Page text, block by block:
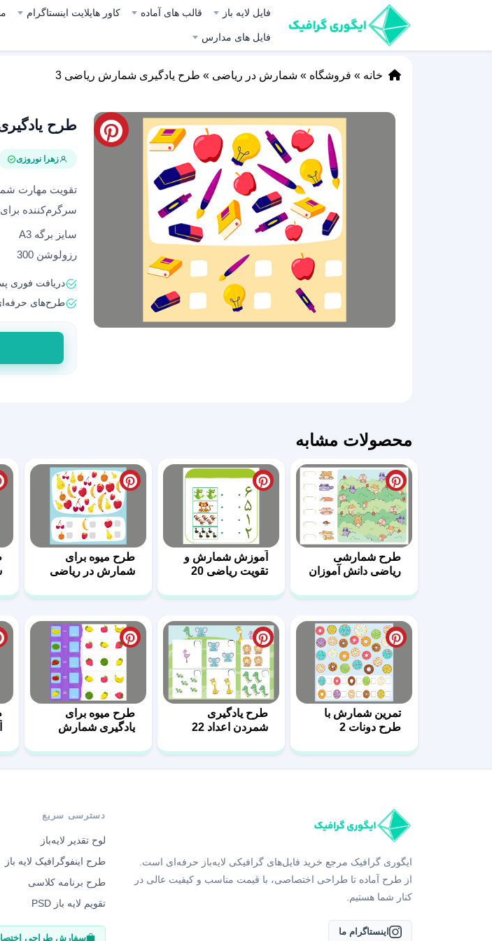
فایل لایه باز قالب های آماده کاور هایلایت اینستاگرام
فایل های مدارس
خانه » فروشگاه » شمارش در ریاضی » طرح یادگیری شمارش ریاضی 3
طرح
زهرا نوروزی
تقویت مهارت
سرگرم‌کننده
سایز برگه A3
رزولوشن 300
دریافت فوری
طرح‌های
طرح
یادگیری
شمارش
محصولات مشابه
طرح شمارشی
ریاضی دانش آموزان
آموزش شمارش و
تقویت ریاضی 20
طرح میوه برای
شمارش در ریاضی
تمرین شمارش با
طرح دونات 2
طرح یادگیری
شمردن اعداد 22
طرح میوه برای
یادگیری شمارش
ایگوری گرافیک مرجع خرید فایل‌های گرافیکی لایه‌باز حرفه‌ای است.
از طرح آماده تا طراحی اختصاصی، با قیمت مناسب و کیفیت عالی در
کنار شما هستیم.
اینستاگرام ما
دسترسی سریع
لوح تقدیر لایه‌باز
طرح اینفوگرافیک لایه باز
طرح برنامه کلاسی
تقویم لایه باز PSD
سفارش طراحی